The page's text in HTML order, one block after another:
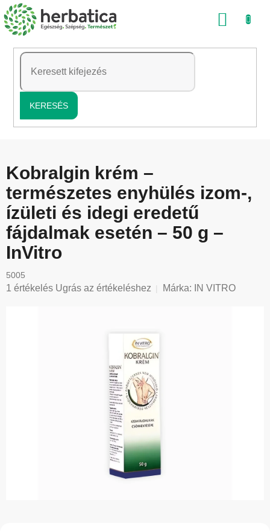
Ugrás
a
tartalomhoz
KERESÉS
Kobralgin krém –
természetes enyhülés izom-,
ízületi és idegi eredetű
fájdalmak esetén – 50 g –
InVitro
5005
A
1 értékelés Ugrás az értékeléshez Márka: IN VITRO